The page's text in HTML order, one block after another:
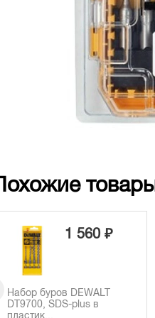
Похожие товары
7 700 ₽
Набор буров в кейсе
DEWALT DT70752, XLR